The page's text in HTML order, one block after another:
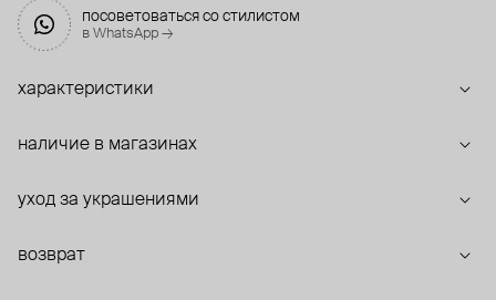
посоветоваться со стилистом
в WhatsApp →
характеристики
наличие в магазинах
уход за украшениями
возврат